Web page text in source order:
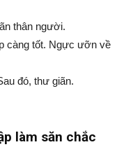
thân người.
càng tốt. Ngực ưỡn về
đó, thư giãn.
làm săn chắc